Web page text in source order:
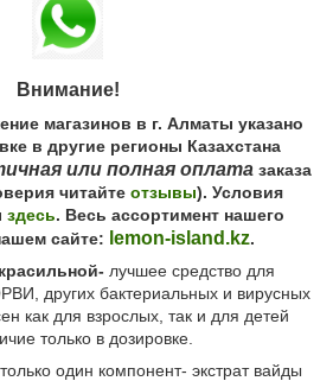
Внимание!
магазинов в г. Алматы указано
в другие регионы Казахстана
или полная оплатазаказа
читайте отзывы). Условия
здесь. Весь ассортимент нашего
сайте: lemon-island.kz.
лучшее средство для
других бактериальных и вирусных
как для взрослых, так и для детей
только в дозировке.
один компонент- экстрат вайды